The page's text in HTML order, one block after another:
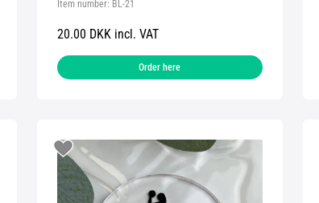
Item number: BL-21
20.00 DKK incl. VAT
Order here